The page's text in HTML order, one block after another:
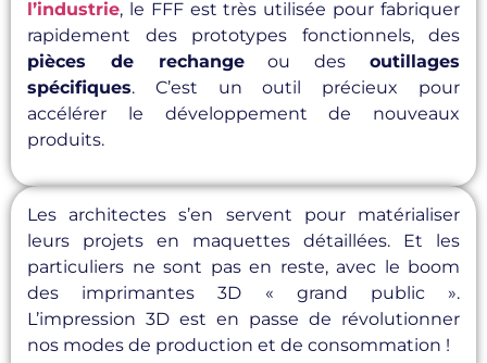
l’industrie, le FFF est très utilisée pour fabriquer
rapidement des prototypes fonctionnels, des
pièces de rechangeou desoutillages
spécifiques. C’est un outil précieux pour
accélérer le développement de nouveaux
produits.
Les architectes s’en servent pour matérialiser
leurs projets en maquettes détaillées. Et les
particuliers ne sont pas en reste, avec le boom
des imprimantes 3D « grand public ».
L’impression 3D est en passe de révolutionner
nos modes de production et de consommation !